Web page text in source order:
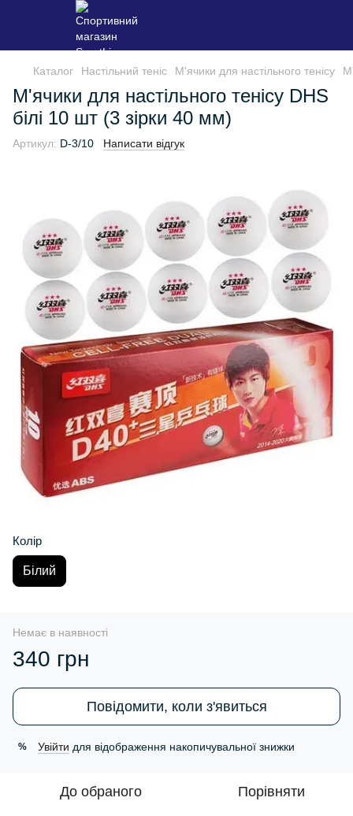
Каталог Настільний теніс М'ячики для настільного тенісу
М'ячики для настільного тенісу DHS
білі 10 шт (3 зірки 40 мм)
Артикул: D-3/10 Написати відгук
Колір
Білий
Немає в наявності
340 грн
Повідомити, коли з'явиться
% Увійти для відображення накопичувальної знижки
До обраного Порівняти